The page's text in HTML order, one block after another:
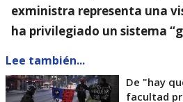
exministra representa una
ha privilegiado un sistema
Lee también...
De "hay
facultad